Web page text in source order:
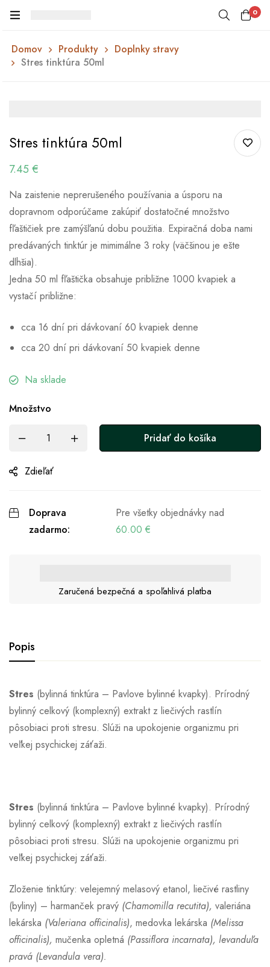
0
Domov Produkty
Doplnky stravy
Stres tinktúra 50ml
Stres tinktúra 50ml
7.45 €
Na zaistenie neprerušeného používania a úsporu na
dopravnom odporúčame zakúpiť dostatočné množstvo
fľaštičiek pre zamýšľanú dobu použitia. Expiračná doba nami
predávaných tinktúr je mimimálne 3 roky (väčšinou je ešte
dlhšia).
Jedna 50 ml fľaštička obsahuje približne 1000 kvapiek a
vystačí približne:
cca 16 dní pri dávkovaní 60 kvapiek denne
cca 20 dní pri dávkovaní 50 kvapiek denne
Na sklade
Množstvo
Pridať do košíka
Zdieľať
Doprava
zadarmo:
Pre všetky objednávky nad
60.00 €
Zaručená bezpečná a spoľahlivá platba
Popis
Stres (bylinná tinktúra – Pavlove bylinné kvapky). Prírodný
bylinný celkový (komplexný) extrakt z liečivých rastlín
pôsobiaci proti stresu. Slúži na upokojenie organizmu pri
veľkej psychickej záťaži.
Stres (bylinná tinktúra – Pavlove bylinné kvapky). Prírodný
bylinný celkový (komplexný) extrakt z liečivých rastlín
pôsobiaci proti stresu. Slúži na upokojenie organizmu pri
veľkej psychickej záťaži.
Zloženie tinktúry: velejemný melasový etanol, liečivé rastliny
(byliny) – harmanček pravý (Chamomilla recutita), valeriána
lekárska (Valeriana officinalis), medovka lekárska (Melissa
officinalis), mučenka opletná (Passiflora incarnata), levanduľa
pravá (Levandula vera).